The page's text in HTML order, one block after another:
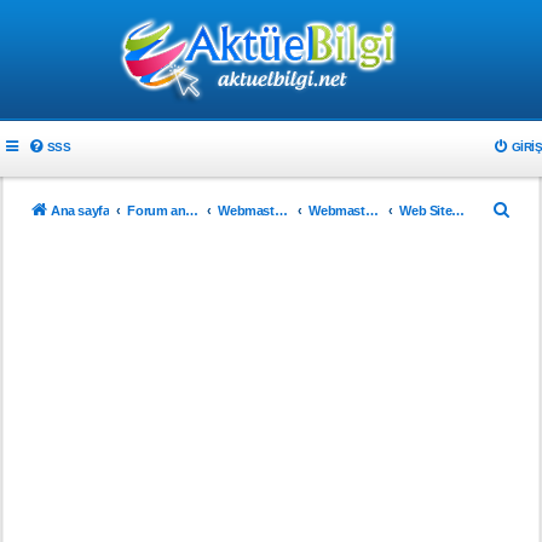
SSS GIRIŞ
Ana sayfa Forum ana sayfa Webmaster & Tasarım Webmasterlar için Web Sitenizi Tanıtın..!